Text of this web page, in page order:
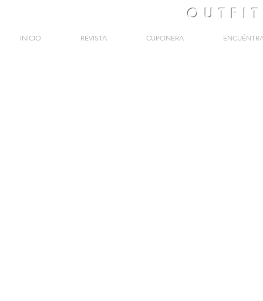
OUTFIT
INICIO REVISTA CUPONERA